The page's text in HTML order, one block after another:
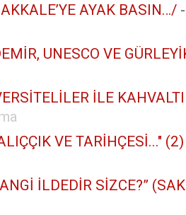
AYAK BASIN…/
UNESCO VE
İLE
VE TARİHÇESİ..." (2)
İLDEDİR SİZCE?”